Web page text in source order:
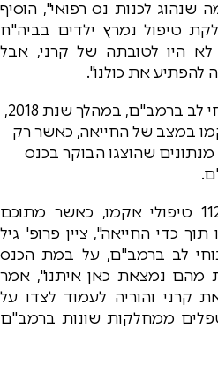
לכנות נס רפואי", הוסיף
טיפול נמרץ ילדים בביה"ח
לא היו לטובתה של קרני, אבל
את כולנו".
על פי נתוני המחלקה לניתוחי לב ברמב"ם, במהלך שנת 2018,
חיבורי אקמו במצב של החייאה, כאשר רק
שהוצגו הבוקר בכנס
"ב-2019 נעשו בסך הכל 112 טיפולי אקמו, כאשר מתוכם
כדי החייאה", ציין פרופ' גיל
לב ברמב"ם, על במת הכנס
מהם נמצאת כאן איתנו", אמר
קרני והוריה לעמוד לצדו על
ממחלקות שונות ברמב"ם